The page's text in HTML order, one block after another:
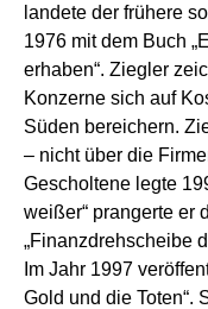
landete der frühere
1976 mit dem Buch
erhaben“. Ziegler
Konzerne sich auf
Süden bereichern.
– nicht über die
Gescholtene legte
weißer“ prangerte er
„Finanzdrehscheibe
Im Jahr 1997
Gold und die Toten“.